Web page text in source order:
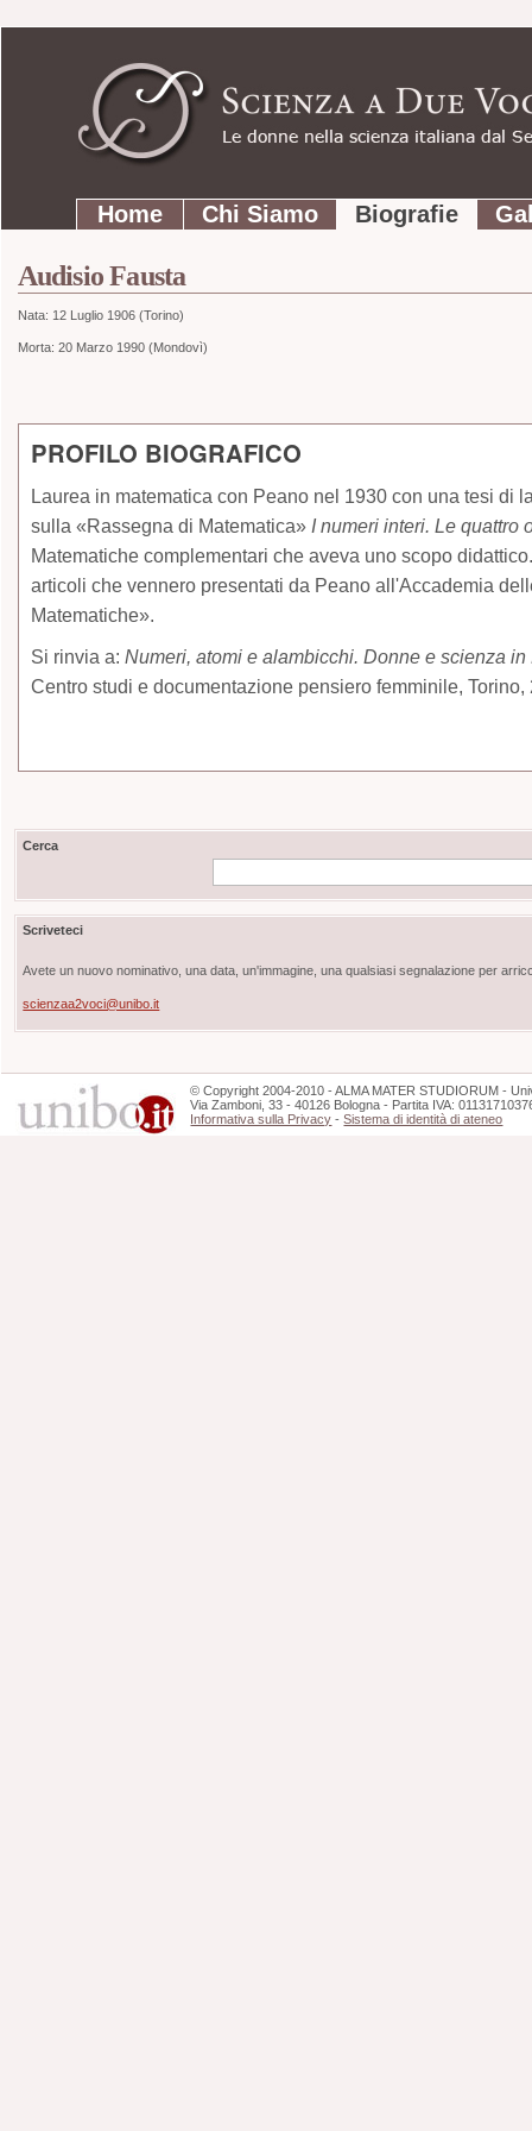
contenuti.
Strumenti
personali
SezioniHome Chi Siamo Biografie
Audisio Fausta
Nata: 12 Luglio 1906 (Torino)
Morta: 20 Marzo 1990 (Mondovì)
PROFILO BIOGRAFICO
Laurea in matematica con Peano nel 1930 con una tesi di
sulla «Rassegna di Matematica» I numeri interi. Le quattro
Matematiche complementari che aveva uno scopo
articoli che vennero presentati da Peano all'Accademia
Matematiche».
Si rinvia a:Numeri, atomi e alambicchi. Donne e scienza
Centro studi e documentazione pensiero femminile, Torino,
Cerca
Scriveteci
Avete un nuovo nominativo, una data, un'immagine, una qualsiasi segnalazione per
scienzaa2voci@unibo.it
©Copyright 2004-2010 - ALMA MATER STUDIORUM -
Via Zamboni, 33 - 40126 Bologna - Partita IVA:
Informativa sulla Privacy -Sistema di identità di ateneo